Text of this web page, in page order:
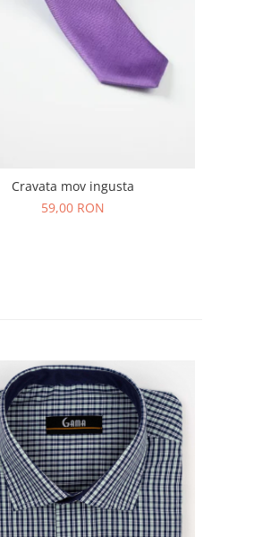
Cravata mov ingusta
59,00 RON